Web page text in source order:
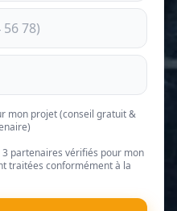
mon projet (conseil gratuit &
partenaires vérifiés pour mon
traitées conformément à la